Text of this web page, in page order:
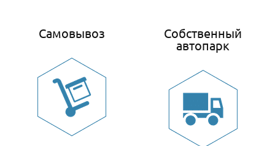
Самовывоз
Собственный
автопарк